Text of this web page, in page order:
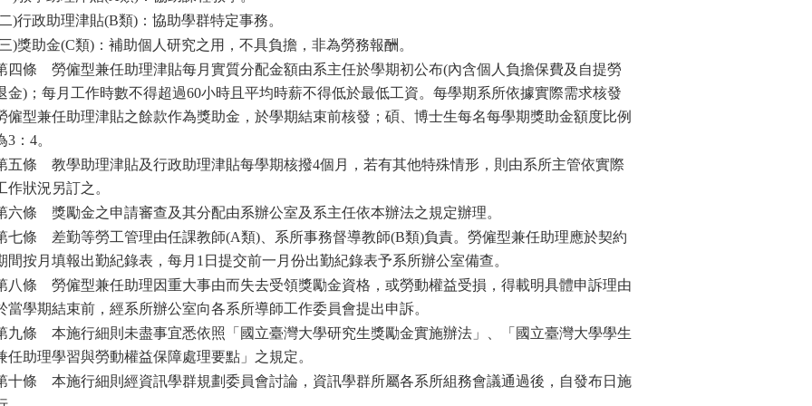
)行政助理津貼(B類)：協助學群特定事務。
)獎助金(C類)：補助個人研究之用，不具負擔，非為勞務報酬。
四條 勞僱型兼任助理津貼每月實質分配金額由系主任於學期初公布(內含個人負擔保費及自提勞
金)；每月工作時數不得超過60小時且平均時薪不得低於最低工資。每學期系所依據實際需求核發
僱型兼任助理津貼之餘款作為獎助金，於學期結束前核發；碩、博士生每名每學期獎助金額度比例
3：4。
五條 教學助理津貼及行政助理津貼每學期核撥4個月，若有其他特殊情形，則由系所主管依實際
作狀況另訂之。
六條 獎勵金之申請審查及其分配由系辦公室及系主任依本辦法之規定辦理。
七條 差勤等勞工管理由任課教師(A類)、系所事務督導教師(B類)負責。勞僱型兼任助理應於契約
間按月填報出勤紀錄表，每月1日提交前一月份出勤紀錄表予系所辦公室備查。
八條 勞僱型兼任助理因重大事由而失去受領獎勵金資格，或勞動權益受損，得載明具體申訴理由
當學期結束前，經系所辦公室向各系所導師工作委員會提出申訴。
九條 本施行細則未盡事宜悉依照「國立臺灣大學研究生獎勵金實施辦法」、「國立臺灣大學學生
任助理學習與勞動權益保障處理要點」之規定。
十條 本施行細則經資訊學群規劃委員會討論，資訊學群所屬各系所組務會議通過後，自發布日施